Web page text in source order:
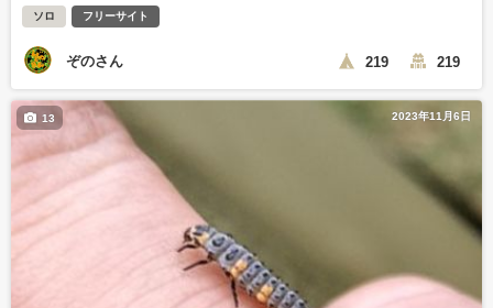
ソロ フリーサイト
ぞのさん 219 219
2023年11月6日
13